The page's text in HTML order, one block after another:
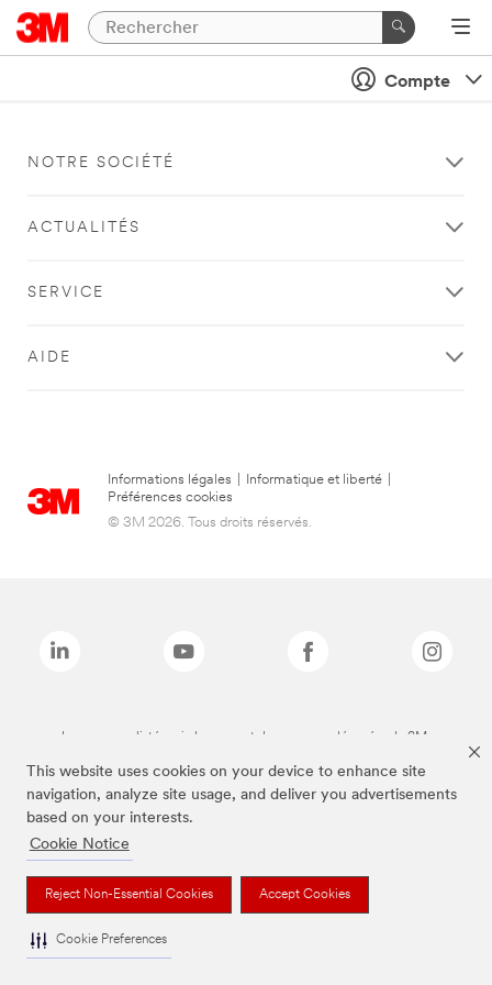
This website uses cookies on your device to enhance site
navigation, analyze site usage, and deliver you advertisements
based on your interests.
Cookie Notice
Reject Non-Essential Cookies Accept Cookies
Cookie Preferences
Compte
NOTRE SOCIÉTÉ
ACTUALITÉS
SERVICE
AIDE
Informations légales Informatique et liberté
Préférences cookies
© 3M 2026. Tous droits réservés.
Les marques listées ci-dessus sont des marques déposées de 3M.